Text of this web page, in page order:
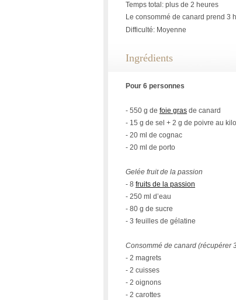
Temps total: plus de 2 heures
Le consommé de canard prend 3
Difficulté: Moyenne
Ingrédients
Pour 6 personnes
- 550 g de foie gras de canard
- 15 g de sel + 2 g de poivre au kilo
- 20 ml de cognac
- 20 ml de porto
Gelée fruit de la passion
- 8 fruits de la passion
- 250 ml d’eau
- 80 g de sucre
- 3 feuilles de gélatine
Consommé de canard (récupérer
- 2 magrets
- 2 cuisses
- 2 oignons
- 2 carottes